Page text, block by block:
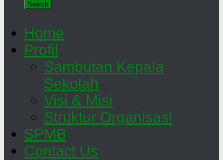
Home
Profil
Sambutan Kepala
Sekolah
Visi & Misi
Struktur Organisasi
SPMB
Contact Us